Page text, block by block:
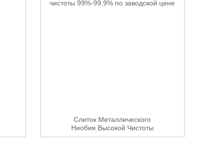
Слиток Металлического
Ниобия Высокой Чистоты
99%-99,9% С...